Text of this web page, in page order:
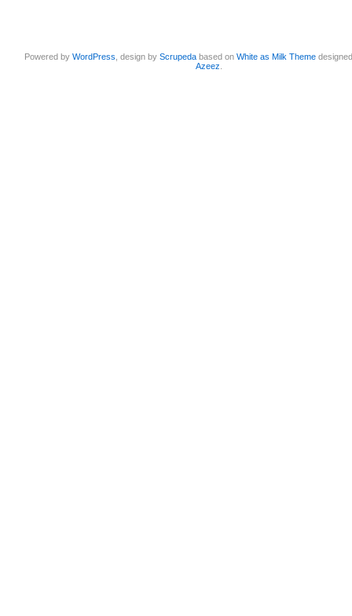
Powered byWordPress , design byScrupeda based onWhite as Milk Theme
Azeez